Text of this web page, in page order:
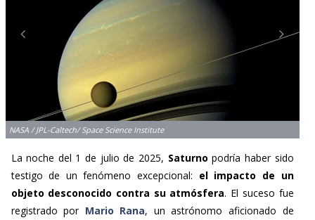
NASA / JPL-Caltech/ Space Science Institute
La noche del 1 de julio de 2025, Saturno podría haber sido
testigo de un fenómeno excepcional: el impacto de un
objeto desconocido contra su atmósfera. El suceso fue
registrado por Mario Rana, un astrónomo aficionado de